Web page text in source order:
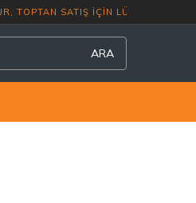
YOKTUR, TOPTAN
ARA